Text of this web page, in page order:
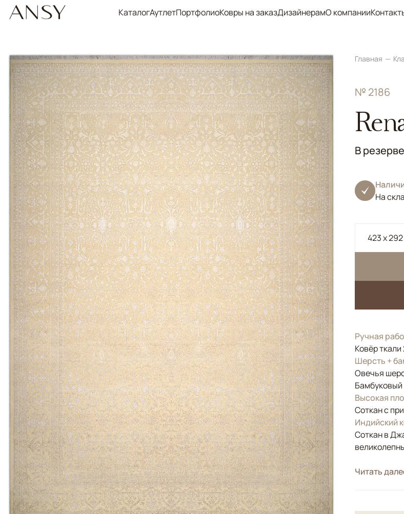
КаталогАутлетПортфолиоКовры на заказДизайнерамО компании
Главная
№ 2186
В резерве
На
423 x
Ручная
Ковёр
Шерсть +
Овечья
Бамбуковый
Высокая
Соткан с
Индийский
Соткан в
Стиль
Читать